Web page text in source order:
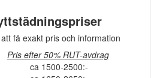
få exakt pris och information
Pris efter 50% RUT-avdrag
ca 1500-2500:-